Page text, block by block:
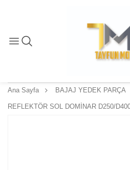
Ana Sayfa BAJAJ YEDEK PARÇA
REFLEKTÖR SOL DOMİNAR D250/